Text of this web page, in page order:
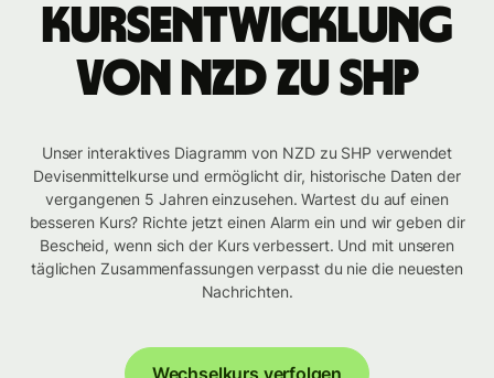
Kursentwicklung
von NZD zu SHP
Unser interaktives Diagramm von NZD zu SHP verwendet
Devisenmittelkurse und ermöglicht dir, historische Daten der
vergangenen 5 Jahren einzusehen. Wartest du auf einen
besseren Kurs? Richte jetzt einen Alarm ein und wir geben dir
Bescheid, wenn sich der Kurs verbessert. Und mit unseren
täglichen Zusammenfassungen verpasst du nie die neuesten
Nachrichten.